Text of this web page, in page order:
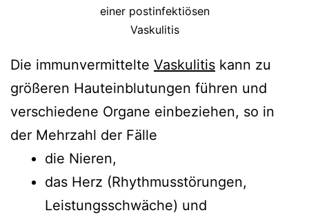
einer postinfektiösen
Vaskulitis
Die immunvermittelte Vaskulitis kann zu
größeren Hauteinblutungen führen und
verschiedene Organe einbeziehen, so in
der Mehrzahl der Fälle
die Nieren,
das Herz (Rhythmusstörungen,
Leistungsschwäche) und